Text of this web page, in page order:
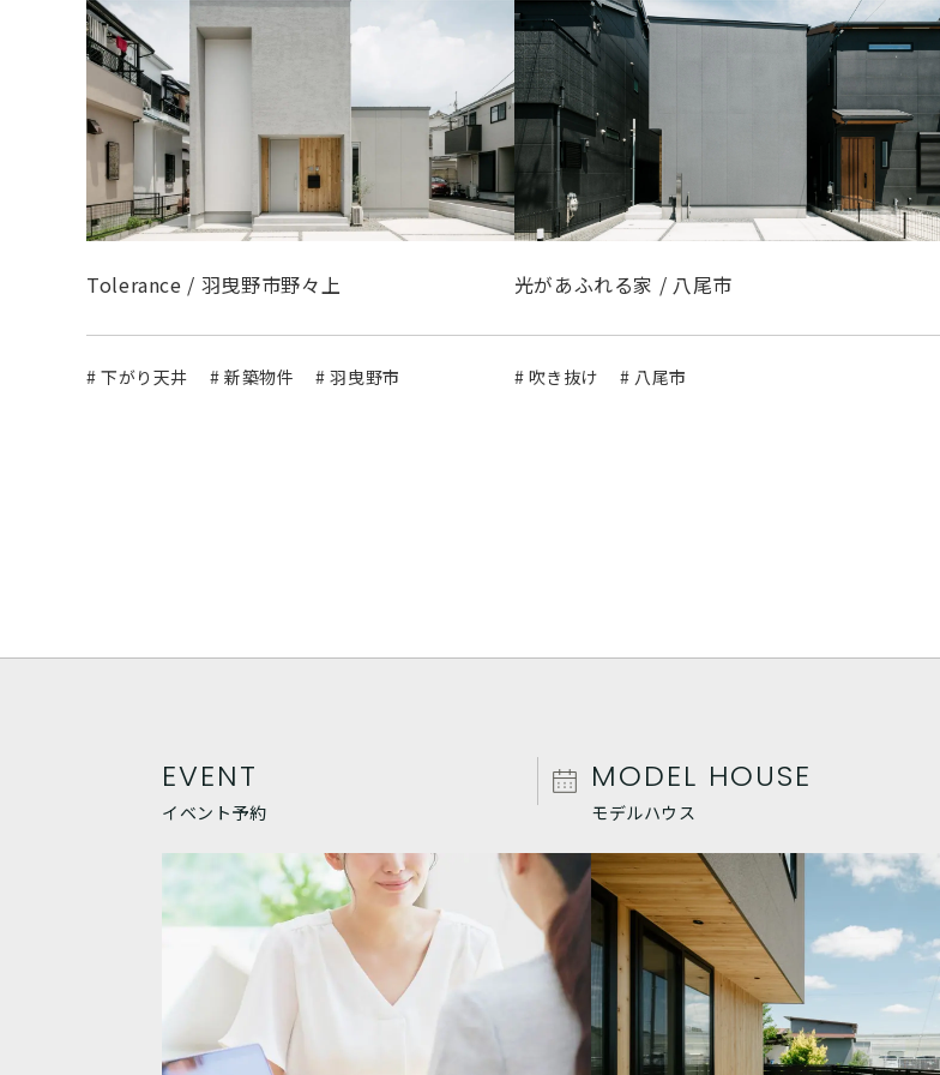
Tolerance / 羽曳野市野々上
# 下がり天井 # 新築物件 # 羽曳野市
光があふれる家 / 八尾市
# 吹き抜け # 八尾市
EVENT
イベント予約
MODEL HOUSE
モデルハウス